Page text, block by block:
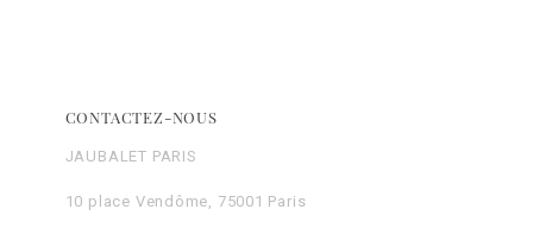
CONTACTEZ-NOUS
JAUBALET PARIS
10 place Vendôme, 75001 Paris